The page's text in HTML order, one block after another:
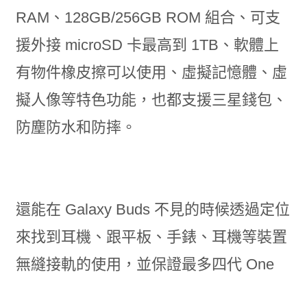
RAM、128GB/256GB ROM 組合、可支
援外接 microSD 卡最高到 1TB、軟體上
有物件橡皮擦可以使用、虛擬記憶體、虛
擬人像等特色功能，也都支援三星錢包、
防塵防水和防摔。
還能在 Galaxy Buds 不見的時候透過定位
來找到耳機、跟平板、手錶、耳機等裝置
無縫接軌的使用，並保證最多四代 One